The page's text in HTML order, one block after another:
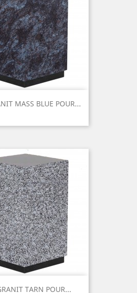
MASS BLUE POUR...
TARN POUR...